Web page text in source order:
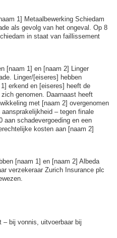
1] Metaalbewerking Schiedam
als gevolg van het ongeval. Op 8
in staat van faillissement
[naam 1] en [naam 2] Linger
Linger/[eiseres] hebben
erkend en [eiseres] heeft de
genomen. Daarnaast heeft
met [naam 2] overgenomen
– tegen finale
aan schadevergoeding en een
kosten aan [naam 2]
[naam 1] en [naam 2] Albeda
verzekeraar Zurich Insurance plc
– bij vonnis, uitvoerbaar bij